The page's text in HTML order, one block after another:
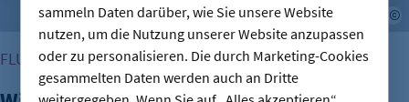
sammeln Daten darüber, wie Sie unsere Website
nutzen, um die Nutzung unserer Website anzupassen
oder zu personalisieren. Die durch Marketing-Cookies
gesammelten Daten werden auch an Dritte
FLUGHAFEN BER